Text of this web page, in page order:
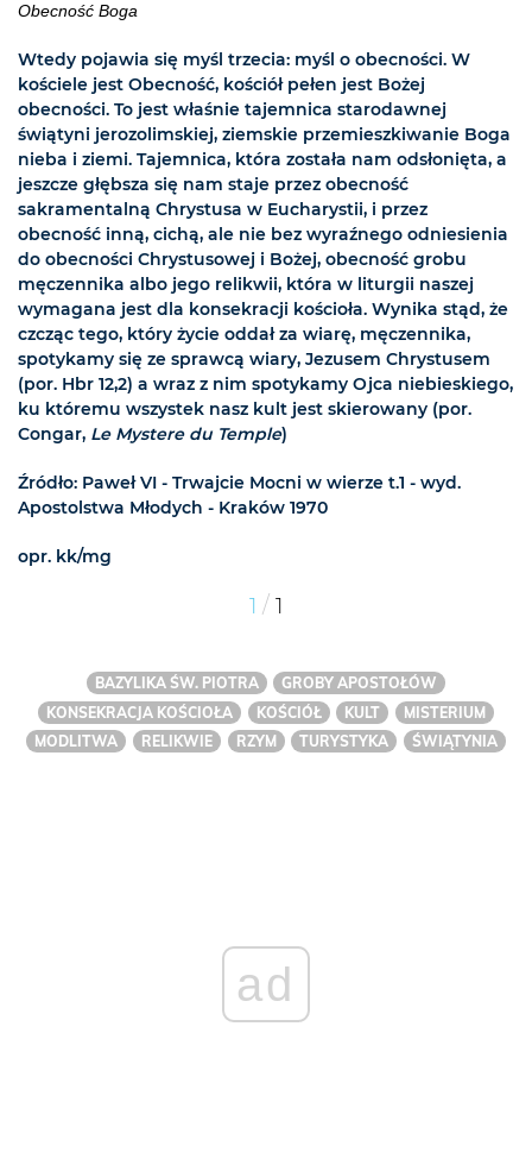
Obecność Boga
Wtedy pojawia się myśl trzecia: myśl o obecności. W
kościele jest Obecność, kościół pełen jest Bożej
obecności. To jest właśnie tajemnica starodawnej
świątyni jerozolimskiej, ziemskie przemieszkiwanie Boga
nieba i ziemi. Tajemnica, która została nam odsłonięta, a
jeszcze głębsza się nam staje przez obecność
sakramentalną Chrystusa w Eucharystii, i przez
obecność inną, cichą, ale nie bez wyraźnego odniesienia
do obecności Chrystusowej i Bożej, obecność grobu
męczennika albo jego relikwii, która w liturgii naszej
wymagana jest dla konsekracji kościoła. Wynika stąd, że
czcząc tego, który życie oddał za wiarę, męczennika,
spotykamy się ze sprawcą wiary, Jezusem Chrystusem
(por. Hbr 12,2) a wraz z nim spotykamy Ojca niebieskiego,
ku któremu wszystek nasz kult jest skierowany (por.
Congar, Le Mystere du Temple)
Źródło: Paweł VI - Trwajcie Mocni w wierze t.1 - wyd.
Apostolstwa Młodych - Kraków 1970
opr. kk/mg
1 / 1
BAZYLIKA ŚW. PIOTRA
GROBY APOSTOŁÓW
KONSEKRACJA KOŚCIOŁA
KOŚCIÓŁ KULT
MISTERIUM
MODLITWA
RELIKWIE RZYM TURYSTYKA ŚWIĄTYNIA
ad